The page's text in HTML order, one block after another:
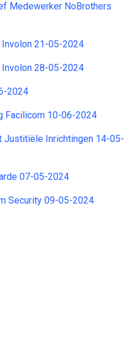
Medewerker NoBrothers
21-05-2024
28-05-2024
2024
Facilicom 10-06-2024
Justitiële Inrichtingen 14-05-
07-05-2024
Security 09-05-2024